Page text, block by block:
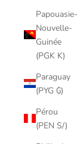
Papouasie-
Nouvelle-
Guinée
(PGK K)
Paraguay
(PYG ₲)
Pérou
(PEN S/)